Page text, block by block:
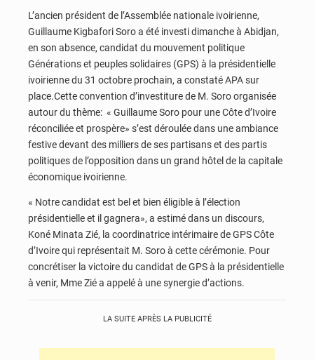
L’ancien président de l’Assemblée nationale ivoirienne,
Guillaume Kigbafori Soro a été investi dimanche à Abidjan,
en son absence, candidat du mouvement politique
Générations et peuples solidaires (GPS) à la présidentielle
ivoirienne du 31 octobre prochain, a constaté APA sur
place.Cette convention d’investiture de M. Soro organisée
autour du thème: « Guillaume Soro pour une Côte d’Ivoire
réconciliée et prospère» s’est déroulée dans une ambiance
festive devant des milliers de ses partisans et des partis
politiques de l’opposition dans un grand hôtel de la capitale
économique ivoirienne.
« Notre candidat est bel et bien éligible à l’élection
présidentielle et il gagnera», a estimé dans un discours,
Koné Minata Zié, la coordinatrice intérimaire de GPS Côte
d’Ivoire qui représentait M. Soro à cette cérémonie. Pour
concrétiser la victoire du candidat de GPS à la présidentielle
à venir, Mme Zié a appelé à une synergie d’actions.
LA SUITE APRÈS LA PUBLICITÉ